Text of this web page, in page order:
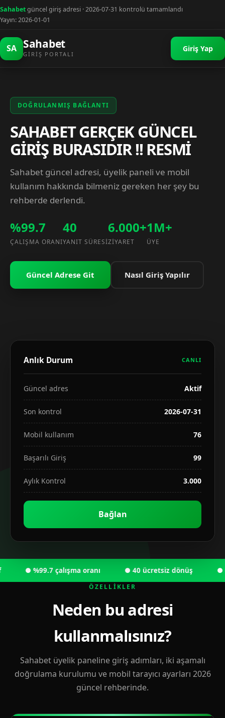
Sahabetgüncel giriş adresi · 2026-07-31 kontrolü tamamlandı
Yayın: 2026-01-01
SA Sahabet
GIRIŞ PORTALI
Giriş Yap
DOĞRULANMIŞ BAĞLANTI
SAHABET GERÇEK GÜNCEL
GİRİŞ BURASIDIR !! RESMİ
Sahabet güncel adresi, üyelik paneli ve mobil
kullanım hakkında bilmeniz gereken her şey bu
rehberde derlendi.
%99.7
ÇALIŞMA ORANI
40
YANIT SÜRESI
6.000+
ZIYARET
1M+
ÜYE
Güncel Adrese Git Nasıl Giriş Yapılır
Anlık Durum CANLI
Güncel adres Aktif
Son kontrol 2026-07-31
Mobil kullanım 76
Başarılı Giriş 99
Aylık Kontrol 3.000
Bağlan
● %99.7 çalışma oranı ● 40 ücretsiz dönüş ●
ÖZELLIKLER
Neden bu adresi
kullanmalısınız?
Sahabet üyelik paneline giriş adımları, iki aşamalı
doğrulama kurulumu ve mobil tarayıcı ayarları 2026
güncel rehberinde.